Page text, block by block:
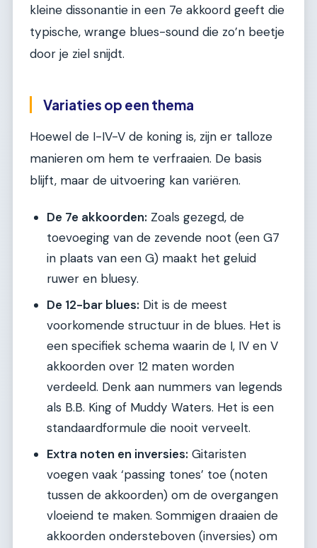
kleine dissonantie in een 7e akkoord geeft die
typische, wrange blues-sound die zo’n beetje
door je ziel snijdt.
Variaties op een thema
Hoewel de I-IV-V de koning is, zijn er talloze
manieren om hem te verfraaien. De basis
blijft, maar de uitvoering kan variëren.
De 7e akkoorden: Zoals gezegd, de
toevoeging van de zevende noot (een G7
in plaats van een G) maakt het geluid
ruwer en bluesy.
De 12-bar blues: Dit is de meest
voorkomende structuur in de blues. Het is
een specifiek schema waarin de I, IV en V
akkoorden over 12 maten worden
verdeeld. Denk aan nummers van legends
als B.B. King of Muddy Waters. Het is een
standaardformule die nooit verveelt.
Extra noten en inversies: Gitaristen
voegen vaak ‘passing tones’ toe (noten
tussen de akkoorden) om de overgangen
vloeiend te maken. Sommigen draaien de
akkoorden ondersteboven (inversies) om